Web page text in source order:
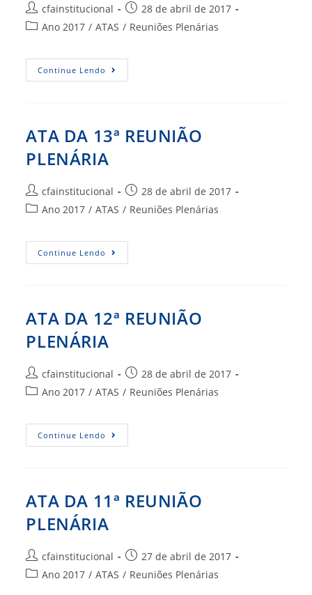
Autor
do
cfainstitucional
Post
publicado:
28 de abril de 2017
Categoria
post:
Ano 2017 / ATAS / Reuniões Plenárias
Continue Lendo ATA
DA
ATA DA 13ª REUNIÃO
PLENÁRIA
Autor
do
cfainstitucional
Post
publicado:
28 de abril de 2017
Categoria
post:
Ano 2017 / ATAS / Reuniões Plenárias
Continue Lendo ATA
DA
ATA DA 12ª REUNIÃO
PLENÁRIA
Autor
do
cfainstitucional
Post
publicado:
28 de abril de 2017
Categoria
post:
Ano 2017 / ATAS / Reuniões Plenárias
Continue Lendo ATA
DA
ATA DA 11ª REUNIÃO
PLENÁRIA
Autor
do
cfainstitucional
Post
publicado:
27 de abril de 2017
Categoria
Ano 2017 / ATAS / Reuniões Plenárias